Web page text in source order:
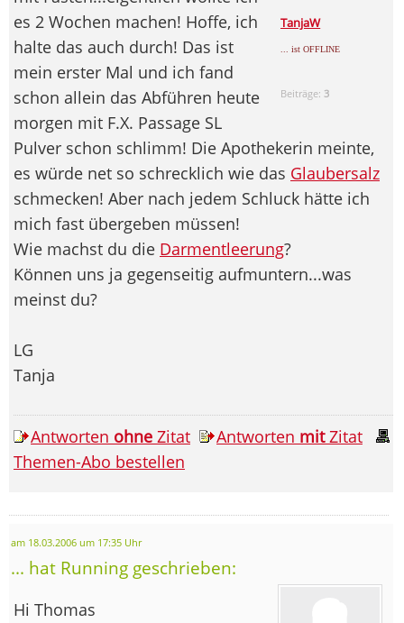
TanjaW
... ist OFFLINE
Beiträge: 3
es 2 Wochen machen! Hoffe, ich
halte das auch durch! Das ist
mein erster Mal und ich fand
schon allein das Abführen heute
morgen mit F.X. Passage SL
Pulver schon schlimm! Die Apothekerin meinte,
es würde net so schrecklich wie das Glaubersalz
schmecken! Aber nach jedem Schluck hätte ich
mich fast übergeben müssen!
Wie machst du die Darmentleerung?
Können uns ja gegenseitig aufmuntern...was
meinst du?
LG
Tanja
Antworten ohne Zitat Antworten mitZitat
Themen-Abo bestellen
am 18.03.2006 um 17:35 Uhr
... hat Running geschrieben:
Hi Thomas